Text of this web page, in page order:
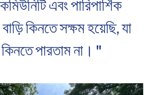
এবং পারিপার্শিক
কিনতে সক্ষম হয়েছি, যা
পারতাম না। "